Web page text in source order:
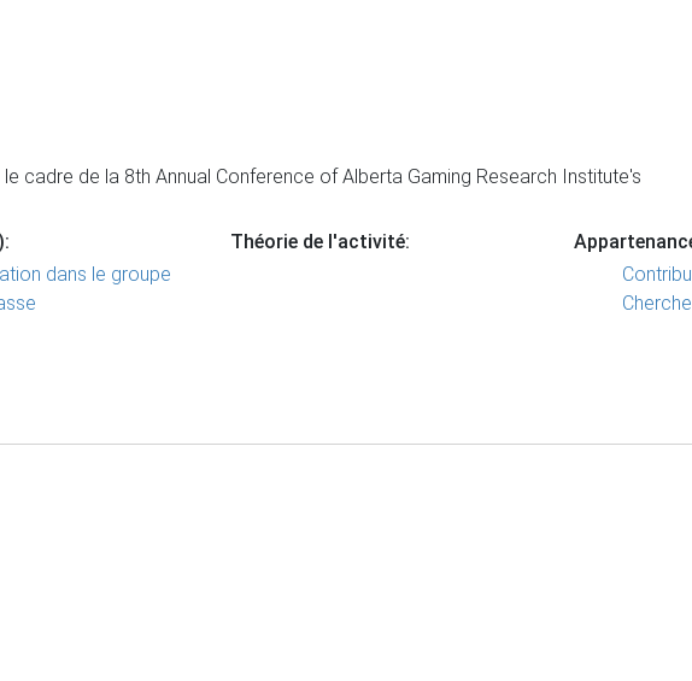
cadre de la 8th Annual Conference of Alberta Gaming Research Institute's
dans le groupe
Théorie de l'activité: